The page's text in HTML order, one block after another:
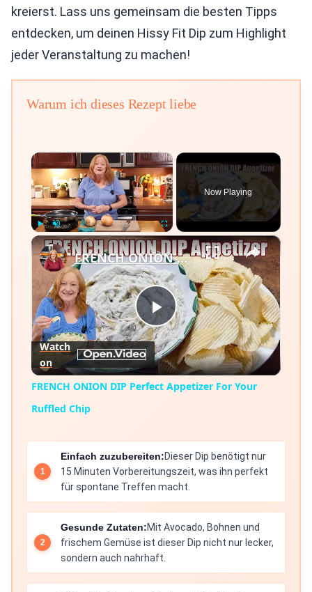
kreierst. Lass uns gemeinsam die besten Tipps
entdecken, um deinen Hissy Fit Dip zum Highlight
jeder Veranstaltung zu machen!
Warum ich dieses Rezept liebe
×
Play Unmute Fullscreen
Now Playing
×
Play
Video
FRENCH ONION DIP Perfect Appetizer For Your Ruffled Chip
Watch
on
FRENCH ONION DIP Perfect Appetizer For Your
Ruffled Chip
Einfach zuzubereiten:Dieser Dip benötigt nur
15 Minuten Vorbereitungszeit, was ihn perfekt
für spontane Treffen macht.
Gesunde Zutaten:Mit Avocado, Bohnen und
frischem Gemüse ist dieser Dip nicht nur lecker,
sondern auch nahrhaft.